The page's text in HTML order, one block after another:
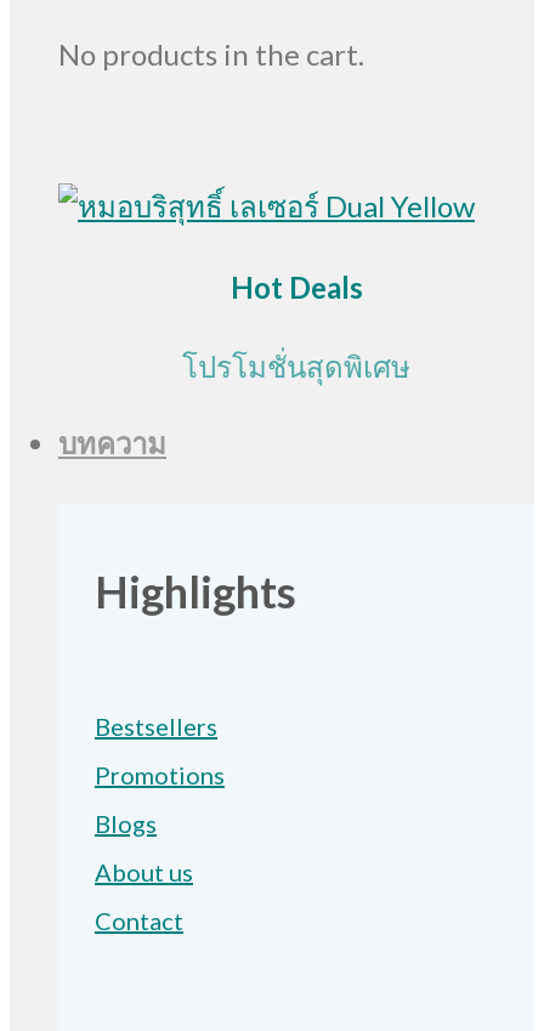
No products in the cart.
Hot Deals
โปรโมชั่นสุดพิเศษ
บทความ
Highlights
Bestsellers
Promotions
Blogs
About us
Contact